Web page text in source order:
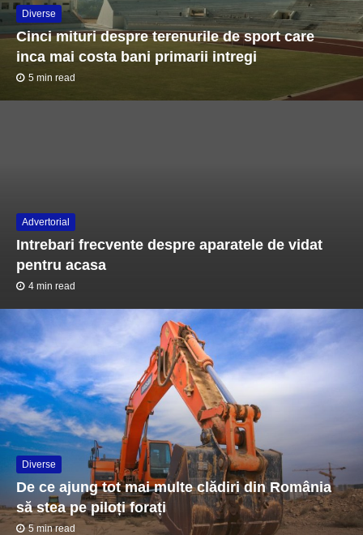
Întreținerea gazonului hibrid: ce trebuie făcut și de
ce nu se descurcă singur
Vitamina D și deficitul de vitamine: ce arată
Micul dejun la care nu renunț, chiar și în diminețile
Diverse
Cinci mituri despre terenurile de sport care
inca mai costa bani primarii intregi
5 min read
Advertorial
Intrebari frecvente despre aparatele de vidat
pentru acasa
4 min read
Diverse
De ce ajung tot mai multe clădiri din România
să stea pe piloți forați
5 min read